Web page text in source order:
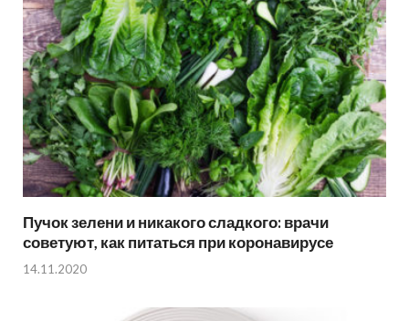
Пучок зелени и никакого сладкого: врачи
советуют, как питаться при коронавирусе
14.11.2020